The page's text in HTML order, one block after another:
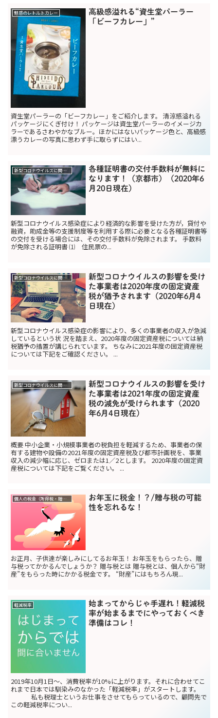
魅惑のレトルトカレー
高級感溢れる“資生堂パーラー
「ビーフカレー」”
資生堂パーラーの「ビーフカレー」をご紹介します。 清涼感溢れる
パッケージにくぎ付け！ パッケージは資生堂パーラーのイメージカ
ラーであるさわやかなブルー。ほかにはないパッケージ色と、高級感
漂うカレーの写真に思わず手に取らずにはい...
新型コロナウイルスに関する助成金関係
各種証明書の交付手数料が無料に
なります！（京都市）（2020年6
月20日現在）
新型コロナウイルス感染症により経済的な影響を受けた方が，貸付や
融資，助成金等の支援制度等を利用する際に必要となる各種証明書等
の交付を受ける場合には、その交付手数料が免除されます。 手数料
が免除される証明書 ⑴ 住民票の...
新型コロナウイルスに関する助成金関係
新型コロナウイルスの影響を受け
た事業者は2020年度の固定資産
税が猶予されます（2020年6月4
日現在）
新型コロナウイルス感染症の影響により、多くの事業者の収入が急減
しているという状 況を踏まえ、2020年度の固定資産税については納
税猶予の措置が講じられています。 ちなみに2021年度の固定資産税
については下記をご確認ください。 ...
新型コロナウイルスに関する助成金関係
新型コロナウイルスの影響を受け
た事業者は2021年度の固定資産
税の減免が受けられます（2020
年6月4日現在）
概要 中小企業・小規模事業者の税負担を軽減するため、事業者の保
有する建物や設備の2021年度の固定資産税及び都市計画税を、事業
収入の減少幅に応じ、ゼロまたは1／2とします。 2020年度の固定資
産税については下記をご覧ください。 ...
個人の税金（所得税・贈与税）
お年玉に税金！？/贈与税の可能
性を忘れるな！
お正月、子供達が楽しみにしてるお年玉！ お年玉をもらったら、贈
与税ってかかるんでしょうか？ 贈与税とは 贈与税とは、個人から“財
産”をもらった時にかかる税金です。 “財産”にはもちろん現...
軽減税率
始まってからじゃ手遅れ！軽減税
率が始まるまでにやっておくべき
準備はコレ！
2019年10月1日〜、消費税率が10%に上がります。それに合わせてこ
れまで日本では馴染みのなかった「軽減税率」がスタートします。
私も税理士というお仕事をさせてもらっているので、顧問先で
この軽減税率につい...